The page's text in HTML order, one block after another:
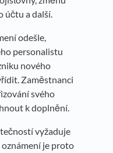
účtu a další.
odešle,
personalistu
nového
Zaměstnanci
svého
k doplnění.
vyžaduje
oznámení je proto